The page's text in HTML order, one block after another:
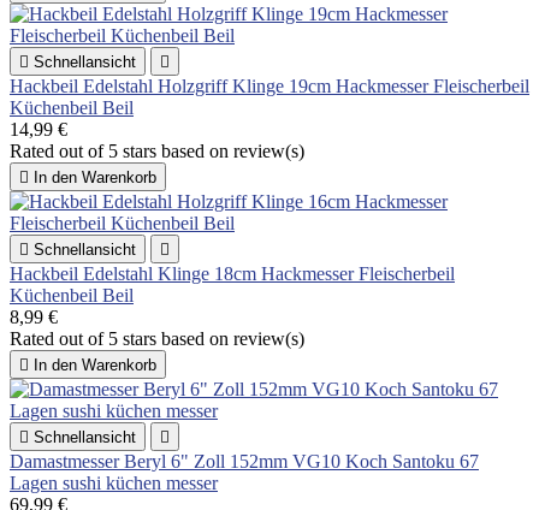
 Schnellansicht 
Hackbeil Edelstahl Holzgriff Klinge 19cm Hackmesser Fleischerbeil
Küchenbeil Beil
14,99 €
Rated out of 5 stars based on review(s)
 In den Warenkorb
 Schnellansicht 
Hackbeil Edelstahl Klinge 18cm Hackmesser Fleischerbeil
Küchenbeil Beil
8,99 €
Rated out of 5 stars based on review(s)
 In den Warenkorb
 Schnellansicht 
Damastmesser Beryl 6" Zoll 152mm VG10 Koch Santoku 67
Lagen sushi küchen messer
69,99 €